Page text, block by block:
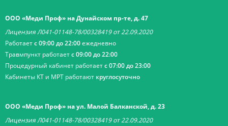
ООО «Меди Проф» на Дунайском пр-те, д. 47
Лицензия Л041-01148-78/00328419 от 22.09.2020
Работаетс 09:00 до 22:00ежедневно
Травмпункт работаетс 09:00 до 22:00
Процедурный кабинет работаетс 07:00 до 23:00
Кабинеты КТ и МРТ работают круглосуточно
ООО «Меди Проф» на ул. Малой Балканской, д. 23
Лицензия Л041-01148-78/00328419 от 22.09.2020